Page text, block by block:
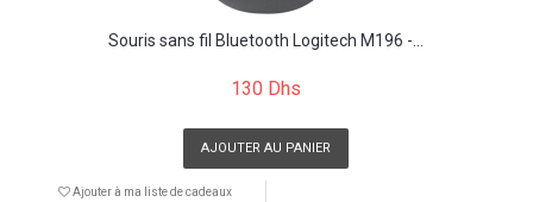
Souris sans fil Bluetooth Logitech M196 -...
130 Dhs
AJOUTER AU PANIER
Ajouter à ma liste de cadeaux